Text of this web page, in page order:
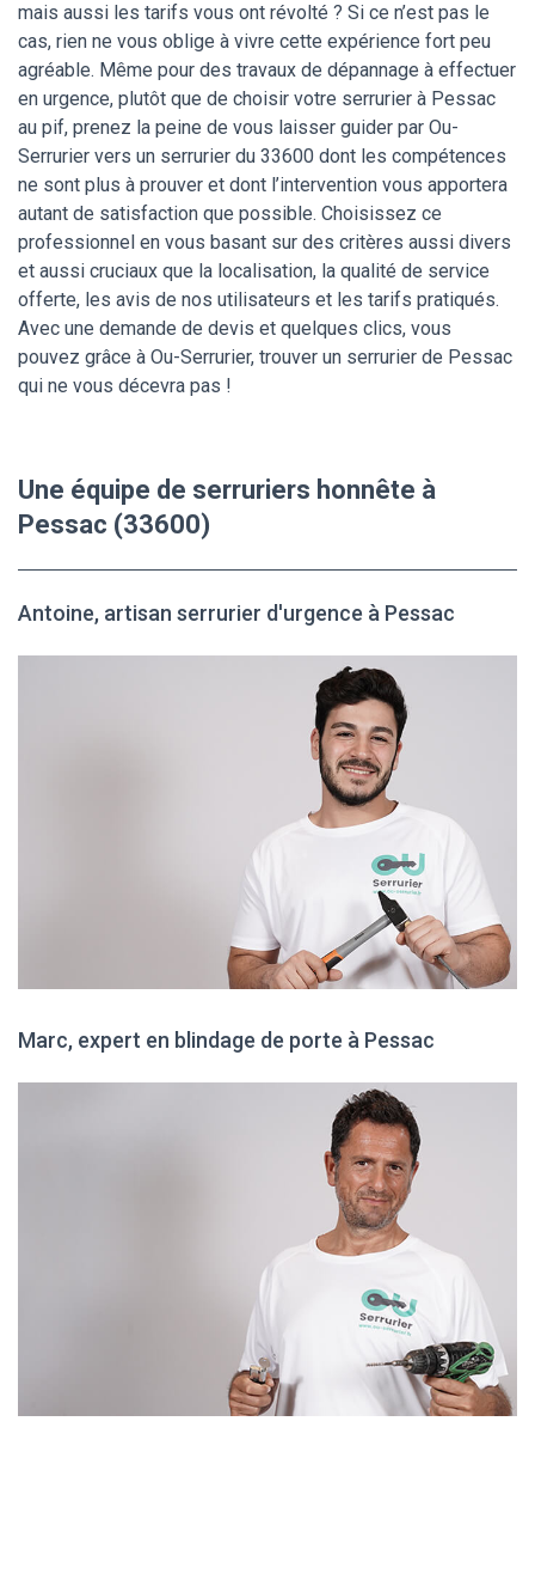
mais aussi les tarifs vous ont révolté ? Si ce n’est pas le
cas, rien ne vous oblige à vivre cette expérience fort peu
agréable. Même pour des travaux de dépannage à effectuer
en urgence, plutôt que de choisir votre serrurier à Pessac
au pif, prenez la peine de vous laisser guider par Ou-
Serrurier vers un serrurier du 33600 dont les compétences
ne sont plus à prouver et dont l’intervention vous apportera
autant de satisfaction que possible. Choisissez ce
professionnel en vous basant sur des critères aussi divers
et aussi cruciaux que la localisation, la qualité de service
offerte, les avis de nos utilisateurs et les tarifs pratiqués.
Avec une demande de devis et quelques clics, vous
pouvez grâce à Ou-Serrurier, trouver un serrurier de Pessac
qui ne vous décevra pas !
Une équipe de serruriers honnête à
Pessac (33600)
Antoine, artisan serrurier d'urgence à Pessac
Marc, expert en blindage de porte à Pessac